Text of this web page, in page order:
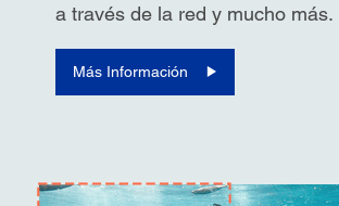
a través de la red y mucho más.
Más Información